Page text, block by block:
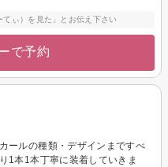
ぃ）を見た」とお伝え下さい
で予約
ールの種類・デザインまですべ
1本1本丁寧に装着していきま